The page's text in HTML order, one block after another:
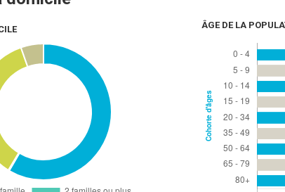
ÂGE DE LA